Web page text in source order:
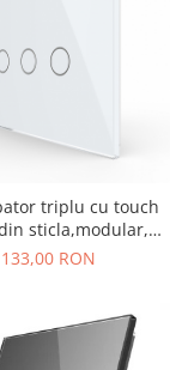
triplu cu touch
sticla,modular,
Italian
133,00 RON